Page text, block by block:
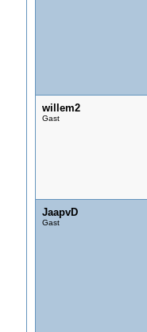
willem2
Gast
JaapvD
Gast